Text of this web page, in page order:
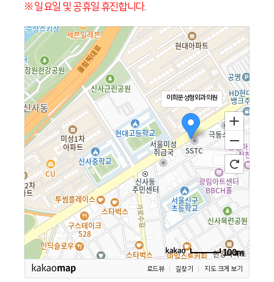
※ 일요일 및 공휴일 휴진합니다.
이희문성형외과의원
100m
로드뷰 길찾기 지도 크게 보기